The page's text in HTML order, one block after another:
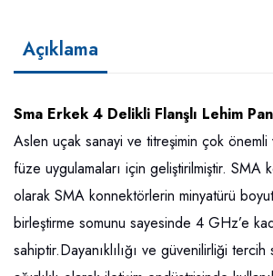
Açıklama
Sma Erkek 4 Delikli Flanşlı Lehim
Aslen uçak sanayi ve titreşimin çok
füze uygulamaları için geliştirilmiştir. SMA
olarak SMA konnektörlerin minyatürü
birleştirme somunu sayesinde 4 GHz’e
sahiptir.Dayanıklılığı ve güvenilirliği